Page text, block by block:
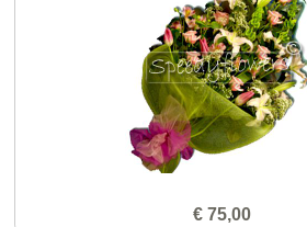
€ 75,00